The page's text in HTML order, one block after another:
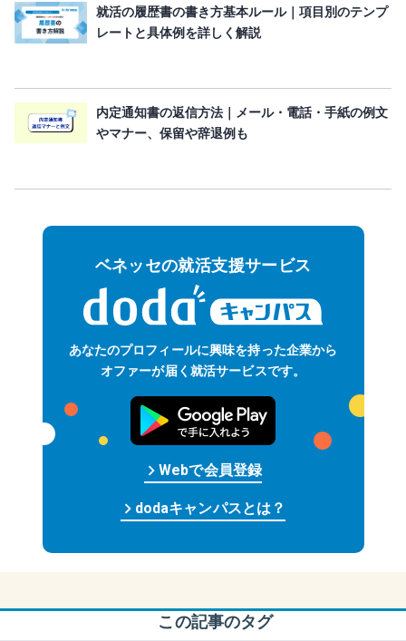
就活の履歴書の書き方基本ルール｜項目別のテンプ
レートと具体例を詳しく解説
内定通知書の返信方法｜メール・電話・手紙の例文
やマナー、保留や辞退例も
ベネッセの就活支援サービス
あなたのプロフィールに興味を持った企業から
オファーが届く 就活サービスです。
keyboard_arrow_rightdodaキャンパスとは？
keyboard_arrow_rightWebで会員登録
この記事のタグ